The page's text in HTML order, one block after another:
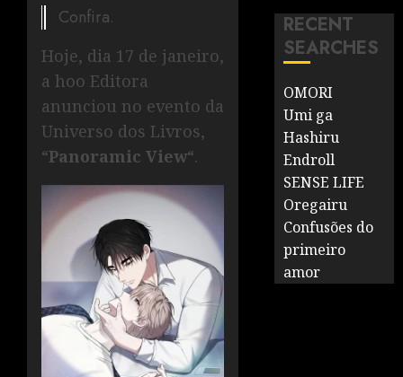
Confira.
Hoje, dia 17 de janeiro,
a hoo Editora
anunciou no evento da
Universo dos Livros,
“Panoramic View“.
RECENT
SEARCHES
OMORI
Umi ga
Hashiru
Endroll
SENSE LIFE
Oregairu
Confusões do
primeiro
amor